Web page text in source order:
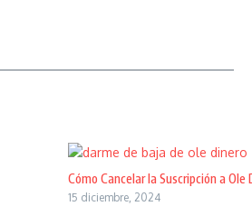
Cómo Cancelar la Suscripción a Ole
15 diciembre, 2024